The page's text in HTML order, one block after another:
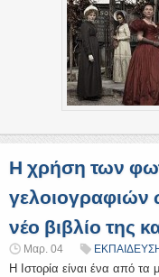
Η χρήση των
γελοιογραφιών
νέο βιβλίο της
Μαρ. 04
Η Ιστορία είναι ένα από τα